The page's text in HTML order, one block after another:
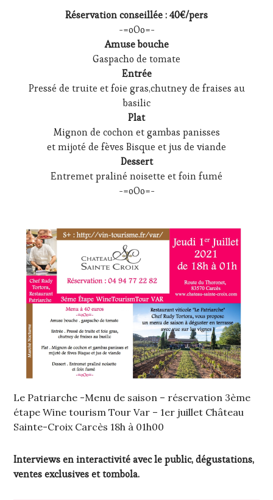
Réservation conseillée : 40€/pers
-=oOo=-
Amuse bouche
Gaspacho de tomate
Entrée
Pressé de truite et foie gras,chutney de fraises au
basilic
Plat
Mignon de cochon et gambas panisses
et mijoté de fèves Bisque et jus de viande
Dessert
Entremet praliné noisette et foin fumé
-=oOo=-
Le Patriarche -Menu de saison – réservation 3ème
étape Wine tourism Tour Var – 1er juillet Château
Sainte-Croix Carcès 18h à 01h00
Interviews en interactivité avec le public, dégustations,
ventes exclusives et tombola.